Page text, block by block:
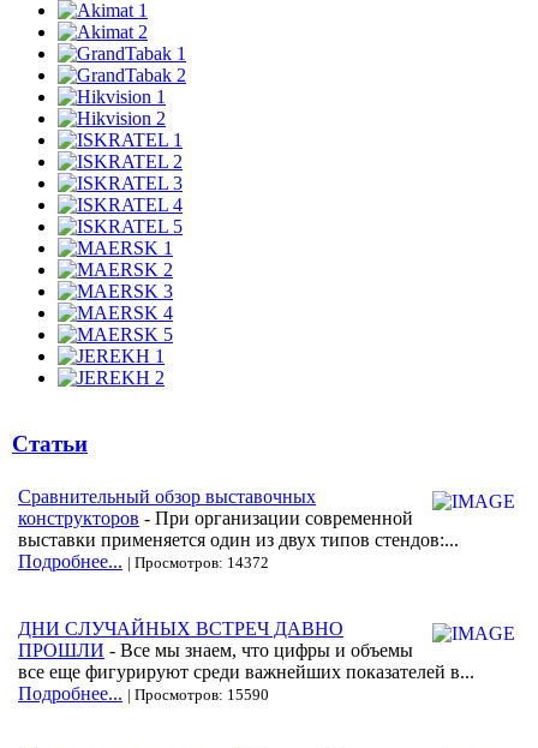
Статьи
Сравнительный обзор выставочных
конструкторов - При организации современной
выставки применяется один из двух типов стендов:...
Подробнее... | Просмотров: 14372
ДНИ СЛУЧАЙНЫХ ВСТРЕЧ ДАВНО
ПРОШЛИ - Все мы знаем, что цифры и объемы
все еще фигурируют среди важнейших показателей в...
Подробнее... | Просмотров: 15590